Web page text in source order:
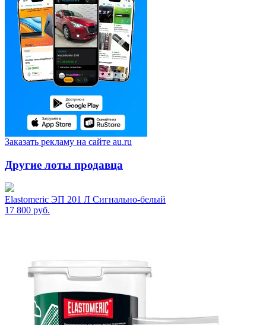
Заказать рекламу на сайте au.ru
Другие лоты продавца
Elastomeric ЭП 201 Л Сигнально-белый
17 800 руб.